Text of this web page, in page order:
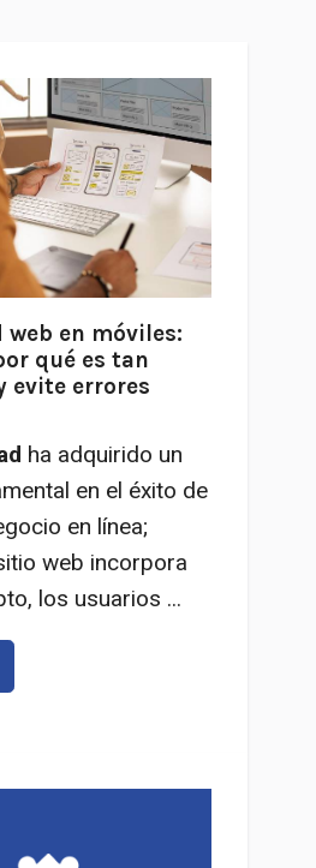
en móviles:
qué es tan
evite errores
ha adquirido un
en el éxito de
en línea;
web incorpora
los usuarios ...